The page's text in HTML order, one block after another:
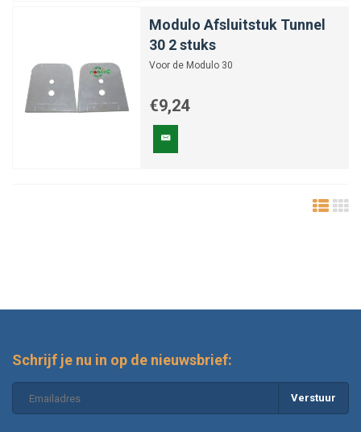
Modulo Afsluitstuk Tunnel
30 2 stuks
Voor de Modulo 30
€9,24
Schrijf je nu in op de nieuwsbrief:
Verstuur